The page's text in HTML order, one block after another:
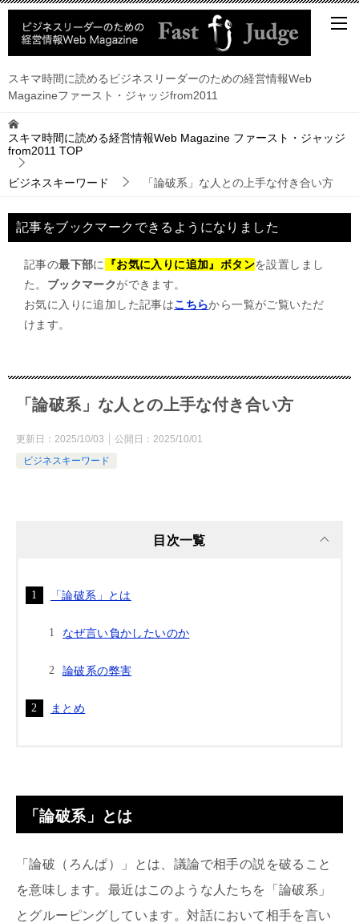
スキマ時間に読めるビジネスリーダーのための経営情報Web
Magazineファースト・ジャッジfrom2011
スキマ時間に読める経営情報Web Magazine ファースト・ジャッジ
from2011 TOP
ビジネスキーワード 「論破系」な人との上手な付き合い方
記事をブックマークできるようになりました
記事の最下部に 『お気に入りに追加』ボタンを設置しまし
た。 ブックマークができます。
お気に入りに追加した記事はこちらから一覧がご覧いただ
けます。
「論破系」な人との上手な付き合い方
更新日： 2025/10/03 公開日： 2025/10/01
ビジネスキーワード
目次一覧
「論破系」とは
なぜ言い負かしたいのか
論破系の弊害
まとめ
「論破系」とは
「論破（ろんぱ）」とは、議論で相手の説を破ること
を意味します。最近はこのような人たちを「論破系」
とグルーピングしています。対話において相手を言い